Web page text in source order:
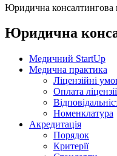
Юридична консалтингова
Юридична
Медичний StartUp
Медична практика
Ліцензійні
Оплата ліцензії
Номенклатура
Акредитація
Порядок
Критерії